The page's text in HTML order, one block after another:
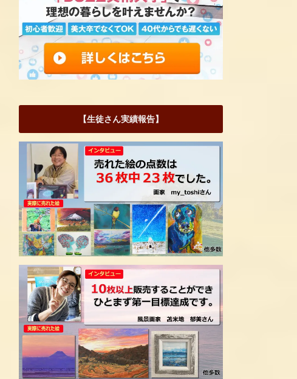
【生徒さん実績報告】